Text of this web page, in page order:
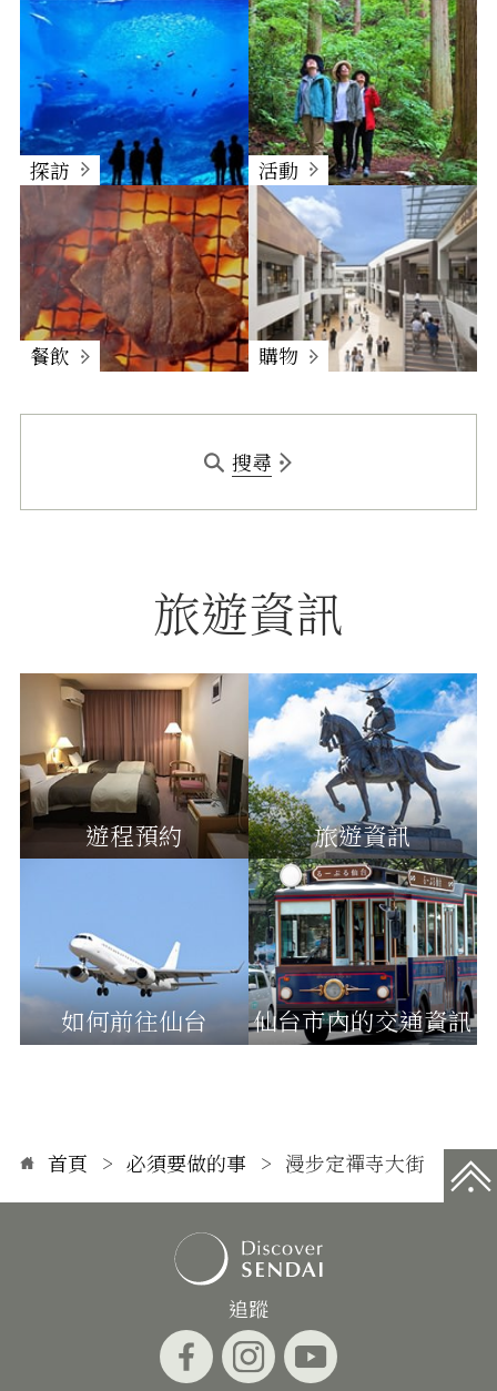
探訪 活動
餐飲 購物
搜尋
旅遊資訊
遊程預約 旅遊資訊
如何前往仙台 仙台市內的交通資訊
首頁 必須要做的事 漫步定禪寺大街
追蹤